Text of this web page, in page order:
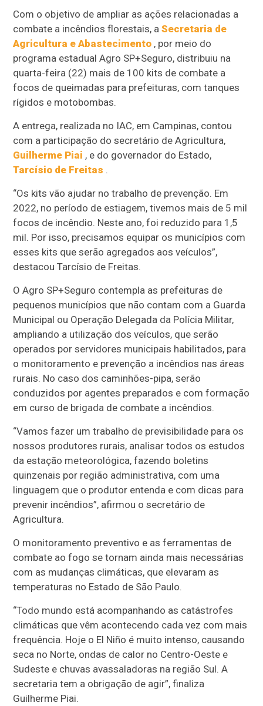
Com o objetivo de ampliar as ações relacionadas a
combate a incêndios florestais, aSecretaria de
Agricultura e Abastecimento , por meio do
programa estadual Agro SP+Seguro, distribuiu na
quarta-feira (22) mais de 100 kits de combate a
focos de queimadas para prefeituras, com tanques
rígidos e motobombas.
A entrega, realizada no IAC, em Campinas, contou
com a participação do secretário de Agricultura,
Guilherme Piai , e do governador do Estado,
Tarcísio de Freitas .
“Os kits vão ajudar no trabalho de prevenção. Em
2022, no período de estiagem, tivemos mais de 5 mil
focos de incêndio. Neste ano, foi reduzido para 1,5
mil. Por isso, precisamos equipar os municípios com
esses kits que serão agregados aos veículos”,
destacou Tarcísio de Freitas.
O Agro SP+Seguro contempla as prefeituras de
pequenos municípios que não contam com a Guarda
Municipal ou Operação Delegada da Polícia Militar,
ampliando a utilização dos veículos, que serão
operados por servidores municipais habilitados, para
o monitoramento e prevenção a incêndios nas áreas
rurais. No caso dos caminhões-pipa, serão
conduzidos por agentes preparados e com formação
em curso de brigada de combate a incêndios.
“Vamos fazer um trabalho de previsibilidade para os
nossos produtores rurais, analisar todos os estudos
da estação meteorológica, fazendo boletins
quinzenais por região administrativa, com uma
linguagem que o produtor entenda e com dicas para
prevenir incêndios”, afirmou o secretário de
Agricultura.
O monitoramento preventivo e as ferramentas de
combate ao fogo se tornam ainda mais necessárias
com as mudanças climáticas, que elevaram as
temperaturas no Estado de São Paulo.
“Todo mundo está acompanhando as catástrofes
climáticas que vêm acontecendo cada vez com mais
frequência. Hoje o El Niño é muito intenso, causando
seca no Norte, ondas de calor no Centro-Oeste e
Sudeste e chuvas avassaladoras na região Sul. A
secretaria tem a obrigação de agir”, finaliza
Guilherme Piai.